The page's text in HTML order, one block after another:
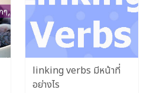
linking verbs มีหน้าที่
อย่างไร